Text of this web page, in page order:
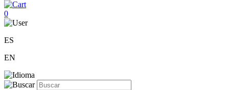
0
ES
EN